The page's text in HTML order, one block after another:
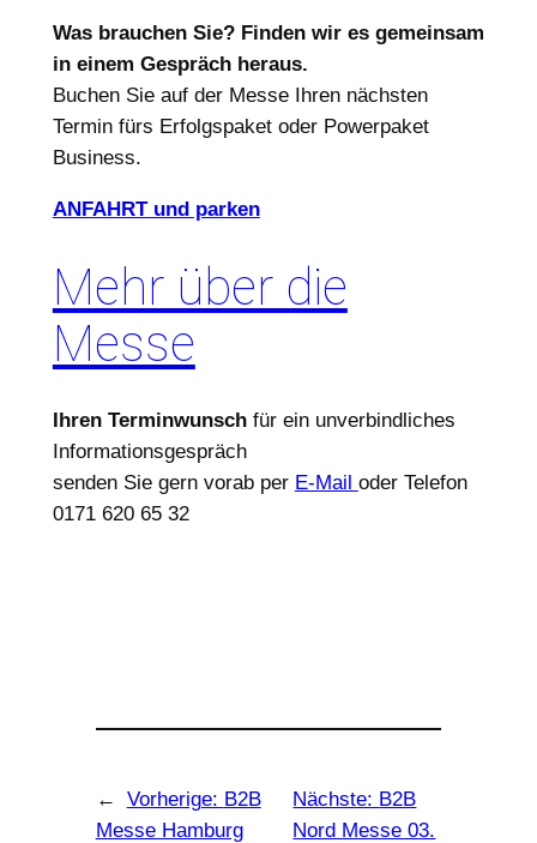
Was brauchen Sie? Finden wir es gemeinsam
in einem Gespräch heraus.
Buchen Sie auf der Messe Ihren nächsten
Termin fürs Erfolgspaket oder Powerpaket
Business.
ANFAHRT und parken
Mehr über die
Messe
Ihren Terminwunschfür ein unverbindliches
Informationsgespräch
senden Sie gern vorab per E-Mail oder Telefon
0171 620 65 32
← Vorherige: B2B
Messe Hamburg
Nächste: B2B
Nord Messe 03.